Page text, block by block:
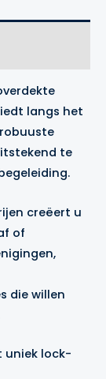
langs het
te
creëert u
of
die willen
uniek lock-